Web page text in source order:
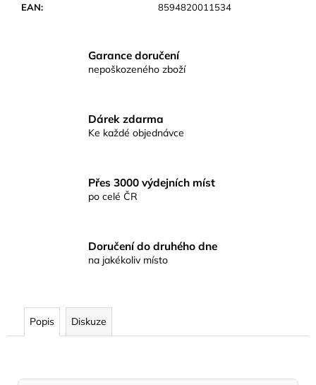
EAN: 8594820011534
Garance doručení
nepoškozeného zboží
Dárek zdarma
Ke každé objednávce
Přes 3000 výdejních míst
po celé ČR
Doručení do druhého dne
na jakékoliv místo
Popis Diskuze
u